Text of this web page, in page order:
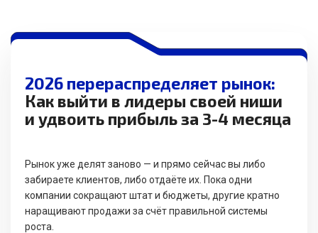
2026 перераспределяет рынок:
Как выйти в лидеры своей ниши
и удвоить прибыль за 3-4 месяца
Рынок уже делят заново — и прямо сейчас вы либо
забираете клиентов, либо отдаёте их. Пока одни
компании сокращают штат и бюджеты, другие кратно
наращивают продажи за счёт правильной системы
роста.